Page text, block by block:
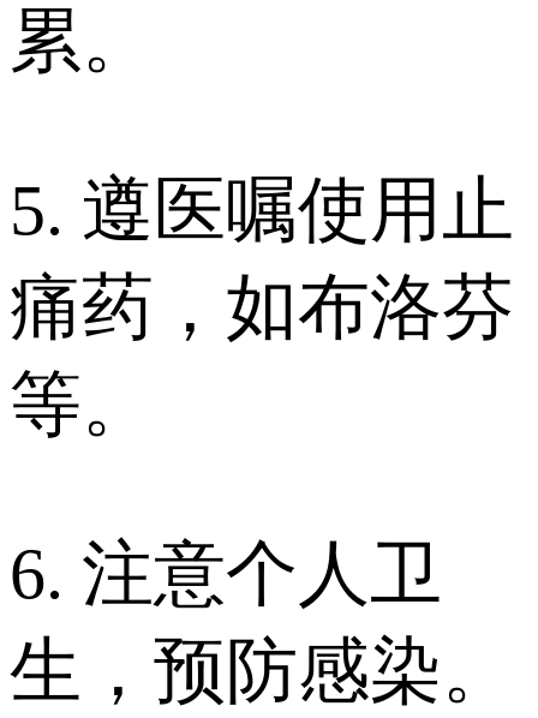
累。
5. 遵医嘱使用止
痛药，如布洛芬
等。
6. 注意个人卫
生，预防感染。